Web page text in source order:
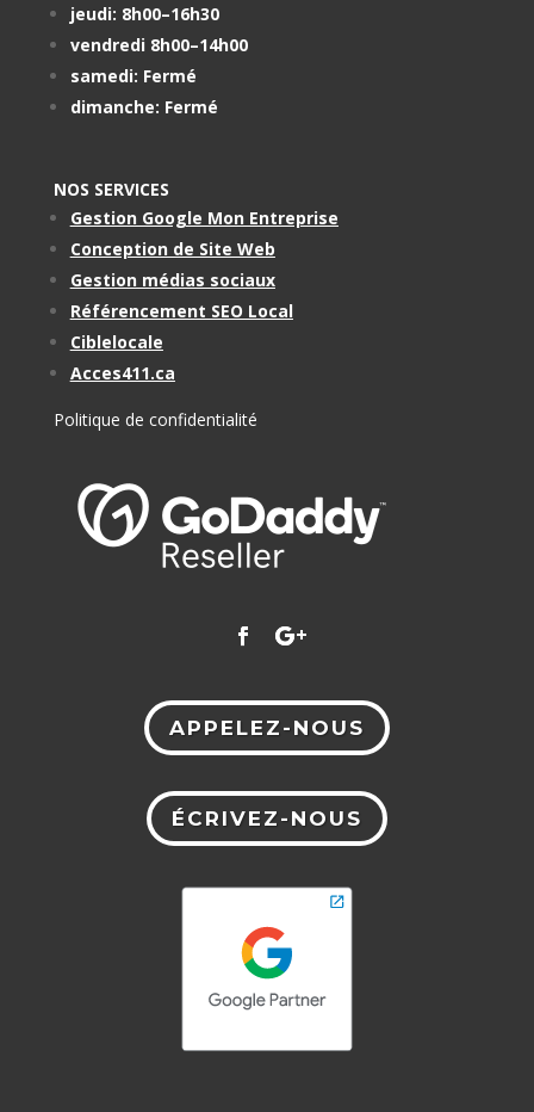
jeudi: 8h00–16h30
vendredi 8h00–14h00
samedi: Fermé
dimanche: Fermé
NOS SERVICES
Gestion Google Mon Entreprise
Conception de Site Web
Gestion médias sociaux
Référencement SEO Local
Ciblelocale
Acces411.ca
Politique de confidentialité
APPELEZ-NOUS
ÉCRIVEZ-NOUS